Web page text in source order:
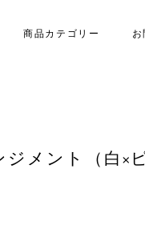
商品カテゴリー
メント（白×